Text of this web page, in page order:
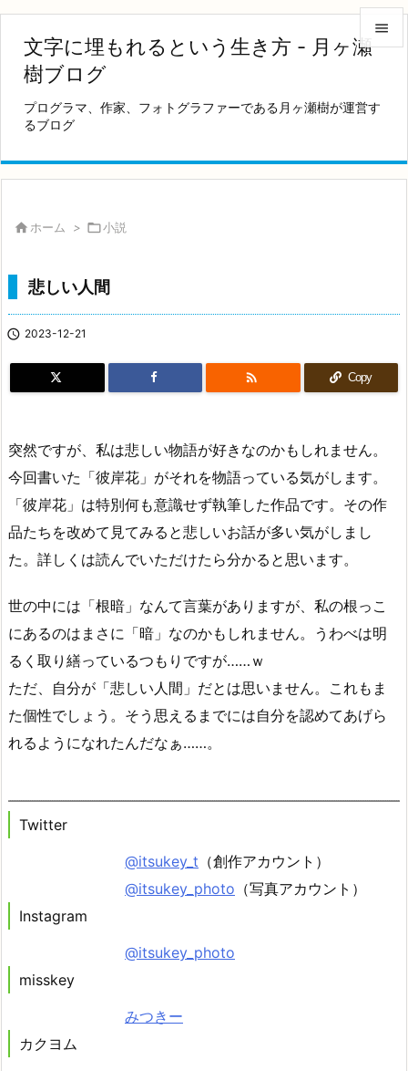
文字に埋もれるという生き方 - 月ヶ瀬
樹ブログ
プログラマ、作家、フォトグラファーである月ヶ瀬樹が運営す
るブログ



前へ
 ホーム > 小説
悲しい人間
 2023-12-21
 Copy
突然ですが、私は悲しい物語が好きなのかもしれません。
今回書いた「彼岸花」がそれを物語っている気がします。
「彼岸花」は特別何も意識せず執筆した作品です。その作
品たちを改めて見てみると悲しいお話が多い気がしまし
た。詳しくは読んでいただけたら分かると思います。
世の中には「根暗」なんて言葉がありますが、私の根っこ
にあるのはまさに「暗」なのかもしれません。うわべは明
るく取り繕っているつもりですが……ｗ
ただ、自分が「悲しい人間」だとは思いません。これもま
た個性でしょう。そう思えるまでには自分を認めてあげら
れるようになれたんだなぁ……。
Twitter
@itsukey_t （創作アカウント）
@itsukey_photo （写真アカウント）
Instagram
@itsukey_photo
misskey
みつきー
カクヨム